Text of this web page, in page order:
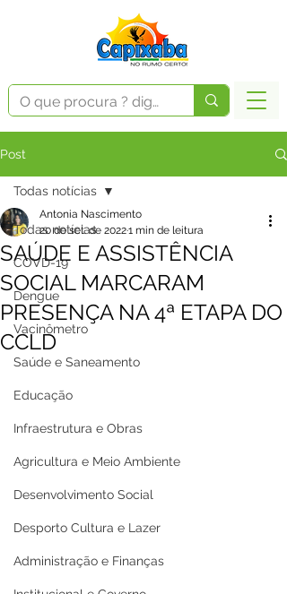
Post
Todas notícias
COVD-19
Dengue
Vacinômetro
Saúde e Saneamento
Educação
Infraestrutura e Obras
Agricultura e Meio Ambiente
Desenvolvimento Social
Desporto Cultura e Lazer
Administração e Finanças
Todas notícias
SAÚDE E ASSISTÊNCIA
SOCIAL MARCARAM
PRESENÇA NA 4ª ETAPA DO
CCLD
Antonia Nascimento
20 de set. de 20221 min de leitura